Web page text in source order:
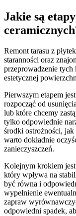
Jakie są
Remont tarasu z
staranności oraz
przeprowadzenie tych
estetycznej
Pierwszym etapem jest
rozpocząć od
lub które chcemy
tylko odpowiednie
środki ostrożności,
warto dokładnie
zanieczyszczeń.
Kolejnym krokiem jest
który wpływa na
być równa i
wypełnienie
zapraw
odpowiedni spadek,